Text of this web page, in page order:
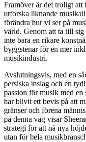
Framöver är det troligt att
utforska liknande
förändra hur vi ser på
värld. Genom att ta till
inte bara en rikare
byggstenar för en mer
musikindustri.
Avslutningsvis, med en
persiska inslag och en
passion för musik med en
har blivit ett bevis på att
gränser och förena
på denna väg visar
strategi för att nå nya
utan för hela